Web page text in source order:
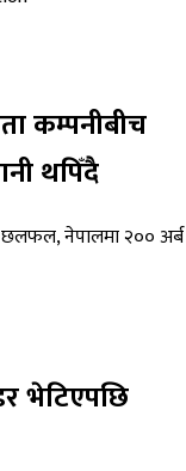
कम्पनीबीच
थपिँदै
भेटिएपछि